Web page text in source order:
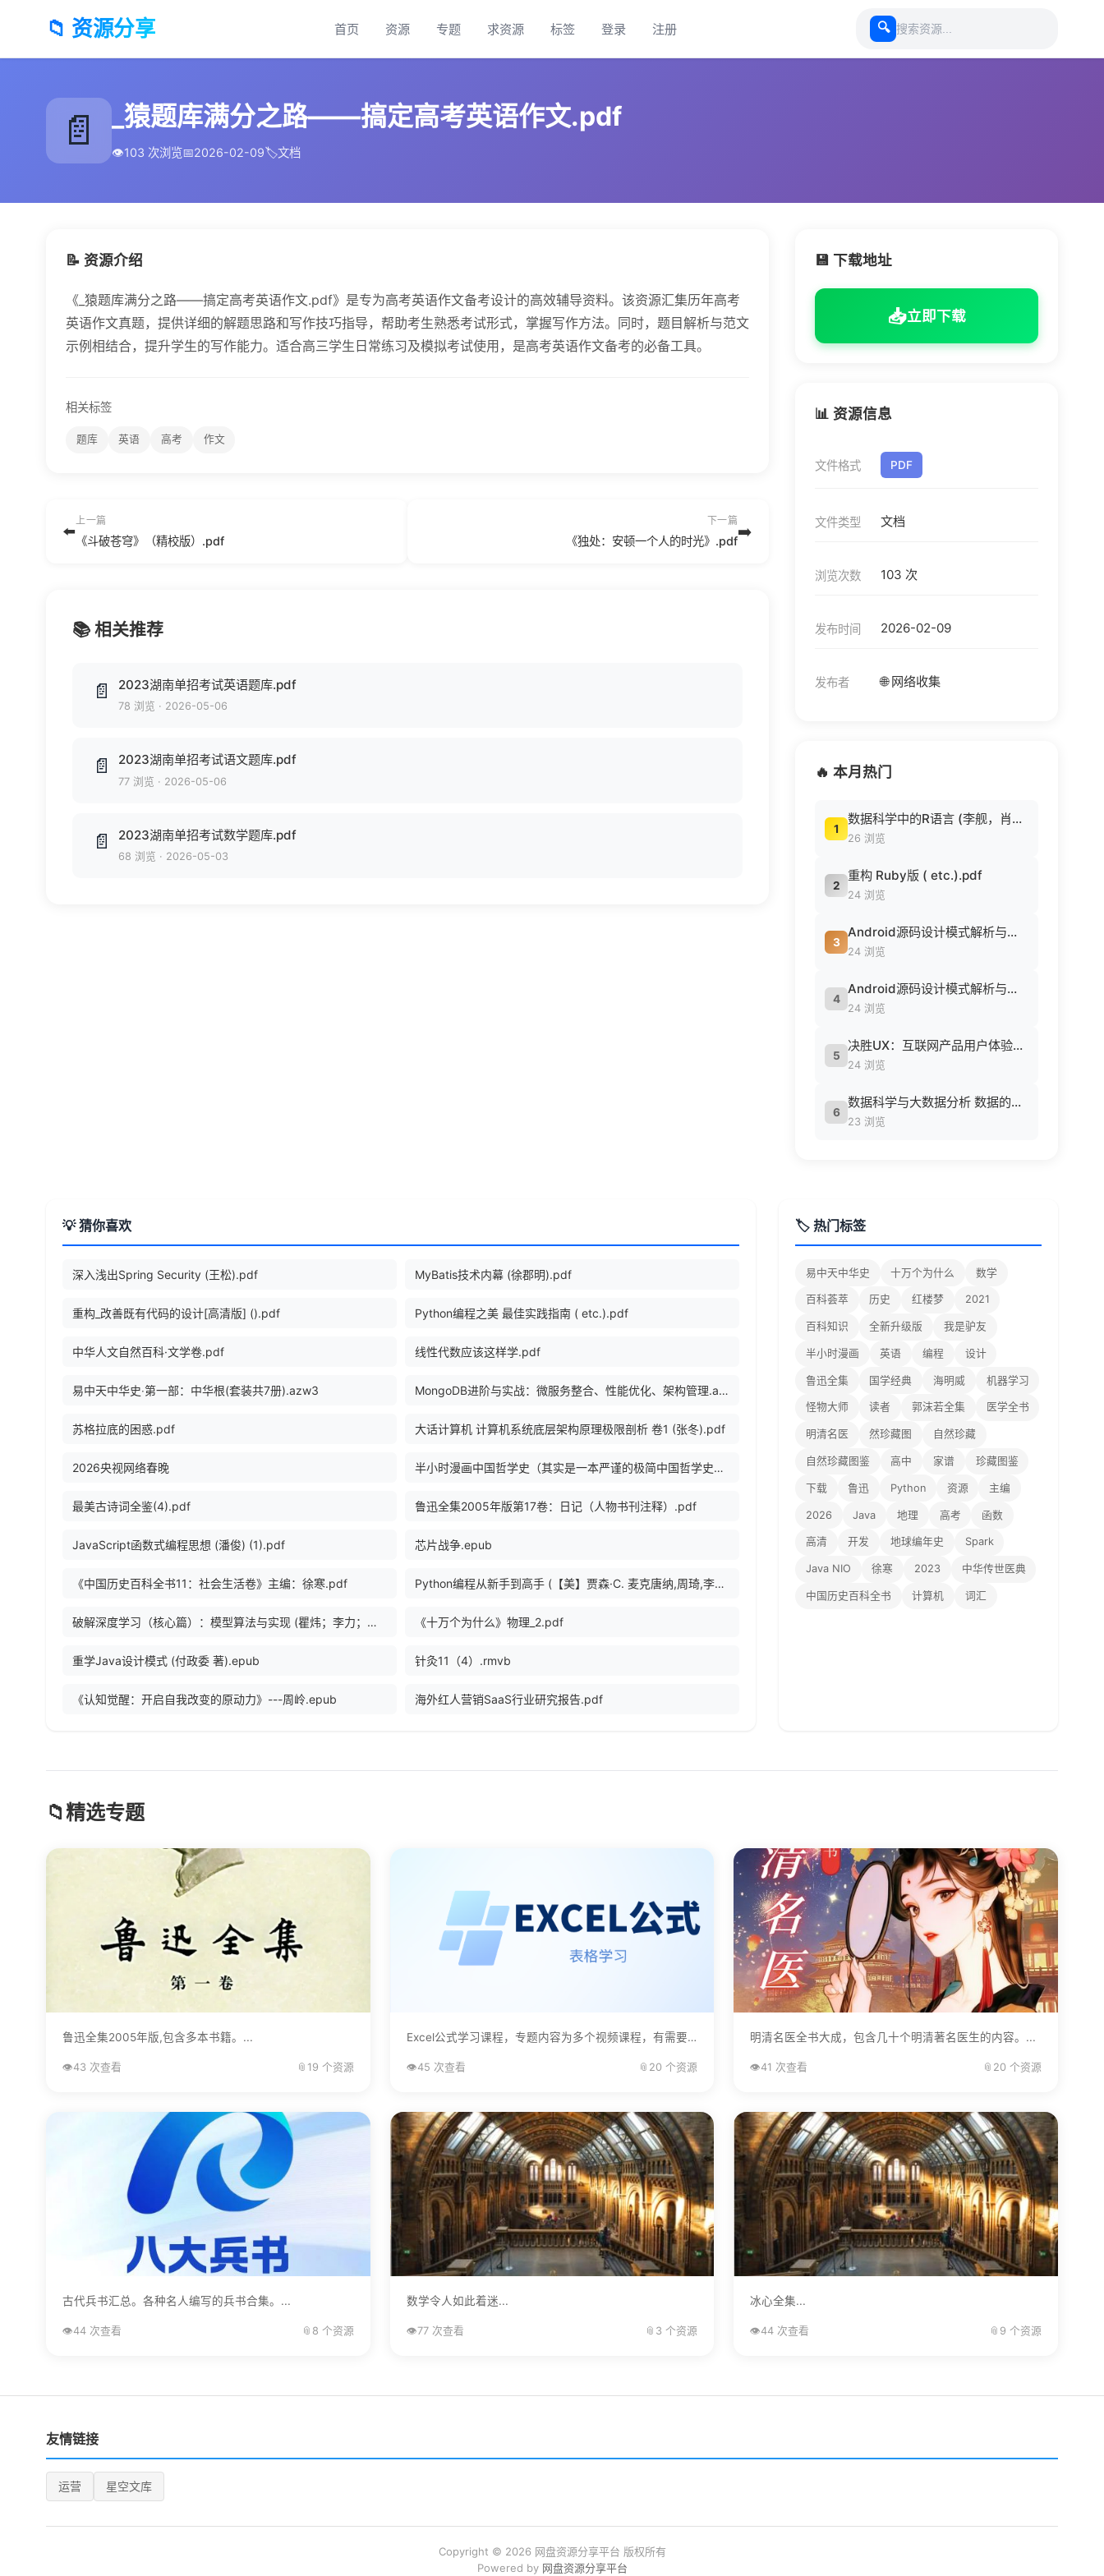
📁 资源分享 首页 资源 专题 求资源 标签 登录 注册 🔍
📄 _猿题库满分之路——搞定高考英语作文.pdf
👁️103 次浏览📅2026-02-09🏷️文档
📝 资源介绍
《_猿题库满分之路——搞定高考英语作文.pdf》是专为高考英语作文备考设计的高效辅导资料。该资源汇集历年高考
英语作文真题，提供详细的解题思路和写作技巧指导，帮助考生熟悉考试形式，掌握写作方法。同时，题目解析与范文
示例相结合，提升学生的写作能力。适合高三学生日常练习及模拟考试使用，是高考英语作文备考的必备工具。
相关标签
题库 英语 高考 作文
⬅️
上一篇
《斗破苍穹》（精校版）.pdf
下一篇
《独处：安顿一个人的时光》.pdf➡️
📚 相关推荐
📄 2023湖南单招考试英语题库.pdf
78 浏览 · 2026-05-06
📄 2023湖南单招考试语文题库.pdf
77 浏览 · 2026-05-06
📄 2023湖南单招考试数学题库.pdf
68 浏览 · 2026-05-03
💾 下载地址
📥立即下载
📊 资源信息
文件格式 PDF
文件类型 文档
浏览次数 103 次
发布时间 2026-02-09
发布者 🌐 网络收集
🔥 本月热门
1
数据科学中的R语言 (李舰，肖凯著, 李舰，肖凯著；吴喜之审校, Pdg2Pic).pdf
26 浏览
2
重构 Ruby版 ( etc.).pdf
24 浏览
3
Android源码设计模式解析与实战 (何红辉，关爱民著, 何红辉, 关爱民著, 何红辉, 关爱民).pdf
24 浏览
4
Android源码设计模式解析与实战 (何红辉，关爱民著, 何红辉, 关爱民著, 何红辉, 关爱民).pdf
24 浏览
5
决胜UX：互联网产品用户体验策略 ([美] Jaime Levy [[美] Jaime Levy]).epub
24 浏览
6
数据科学与大数据分析 数据的发现 分析 可视化与表示 ( etc.).epub
23 浏览
💡 猜你喜欢
深入浅出Spring Security (王松).pdf MyBatis技术内幕 (徐郡明).pdf
重构_改善既有代码的设计[高清版] ().pdf Python编程之美 最佳实践指南 ( etc.).pdf
中华人文自然百科·文学卷.pdf 线性代数应该这样学.pdf
易中天中华史‧第一部：中华根(套装共7册).azw3 MongoDB进阶与实战：微服务整合、性能优化、架构管理.azw3
苏格拉底的困惑.pdf 大话计算机 计算机系统底层架构原理极限剖析 卷1 (张冬).pdf
2026央视网络春晚 半小时漫画中国哲学史（其实是一本严谨的极简中国哲学史！漫画科普开.epub
最美古诗词全鉴(4).pdf 鲁迅全集2005年版第17卷：日记（人物书刊注释）.pdf
JavaScript函数式编程思想 (潘俊) (1).pdf 芯片战争.epub
《中国历史百科全书11：社会生活卷》主编：徐寒.pdf Python编程从新手到高手 (【美】贾森·C. 麦克唐纳,周琦,李者璈译).pdf
破解深度学习（核心篇）：模型算法与实现 (瞿炜；李力；杨洁).pdf 《十万个为什么》物理_2.pdf
重学Java设计模式 (付政委 著).epub 针灸11（4）.rmvb
《认知觉醒：开启自我改变的原动力》---周岭.epub 海外红人营销SaaS行业研究报告.pdf
🏷️ 热门标签
易中天中华史 十万个为什么 数学
百科荟萃 历史 红楼梦 2021
百科知识 全新升级版 我是驴友
半小时漫画 英语 编程 设计
鲁迅全集 国学经典 海明威 机器学习
怪物大师 读者 郭沫若全集 医学全书
明清名医 然珍藏图 自然珍藏
自然珍藏图鉴 高中 家谱 珍藏图鉴
下载 鲁迅 Python 资源 主编
2026 Java 地理 高考 函数
高清 开发 地球编年史 Spark
Java NIO 徐寒 2023 中华传世医典
中国历史百科全书 计算机 词汇
📁精选专题
鲁迅全集2005年版,包含多本书籍。...
👁️43 次查看 📎 19 个资源
Excel公式学习课程，专题内容为多个视频课程，有需要的自己下载学习。...
👁️45 次查看 📎 20 个资源
明清名医全书大成，包含几十个明清著名医生的内容。...
👁️41 次查看 📎 20 个资源
古代兵书汇总。各种名人编写的兵书合集。...
👁️44 次查看 📎 8 个资源
数学令人如此着迷...
👁️77 次查看 📎 3 个资源
冰心全集...
👁️44 次查看 📎 9 个资源
友情链接
运营 星空文库
Copyright © 2026 网盘资源分享平台 版权所有
Powered by 网盘资源分享平台